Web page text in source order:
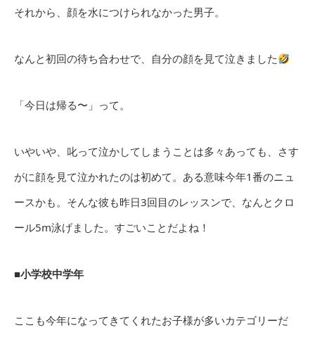
それから、顔を水につけられなかった男子。
なんと初回の待ち合わせで、自分の顔を見て泣きました
「今日は帰る〜」って。
いやいや、叱って泣かしてしまうことは多々あっても、さす
がに顔を見て泣かれたのは初めて。ある意味今年1番のニュ
ースかも。そんな彼も昨日3回目のレッスンで、なんとクロ
ール5m泳げました。すごいことだよね！
■小学校中学年
ここも今年になってきてくれたお子様が多いカテゴリーだ